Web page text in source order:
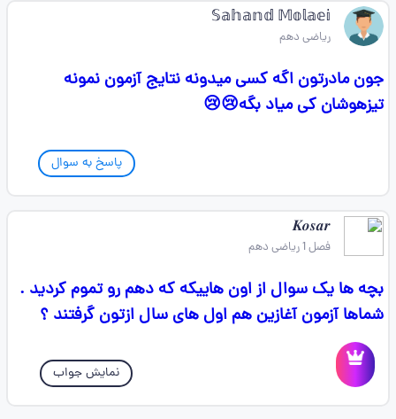
𝕊𝕒𝕙𝕒𝕟𝕕 𝕄𝕠𝕝𝕒𝕖𝕚
ریاضی دهم
جون مادرتون اگه کسی میدونه نتایج آزمون نمونه
تیزهوشان کی میاد بگه😢😢
پاسخ به سوال
𝑲𝒐𝒔𝒂𝒓
فصل 1 ریاضی دهم
بچه ها یک سوال از اون هاییکه که دهم رو تموم کردید .
شماها آزمون آغازین هم اول های سال ازتون گرفتند ؟
نمایش جواب